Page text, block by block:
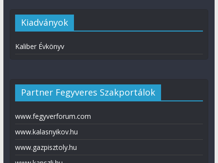
Kiadványok
Kaliber Évkönyv
Partner Fegyveres Szakportálok
www.fegyverforum.com
www.kalasnyikov.hu
www.gazpisztoly.hu